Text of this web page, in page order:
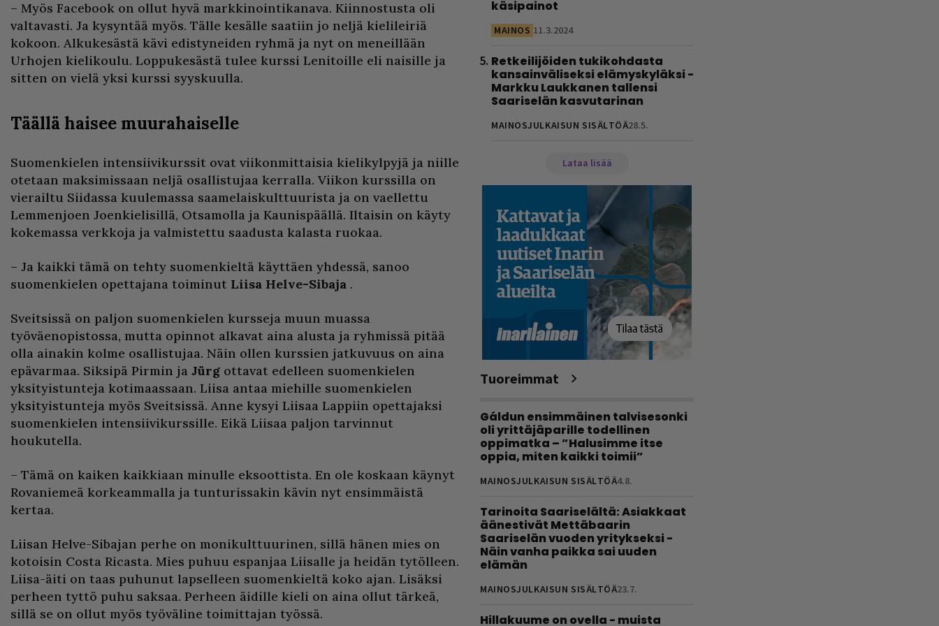
– Myös Facebook on ollut hyvä markkinointikanava. Kiinnostusta oli
valtavasti. Ja kysyntää myös. Tälle kesälle saatiin jo neljä kielileiriä
kokoon. Alkukesästä kävi edistyneiden ryhmä ja nyt on meneillään
Urhojen kielikoulu. Loppukesästä tulee kurssi Lenitoille eli naisille ja
sitten on vielä yksi kurssi syyskuulla.
Täällä haisee muurahaiselle
Suomenkielen intensiivikurssit ovat viikonmittaisia kielikylpyjä ja niille
otetaan maksimissaan neljä osallistujaa kerralla. Viikon kurssilla on
vierailtu Siidassa kuulemassa saamelaiskulttuurista ja on vaellettu
Lemmenjoen Joenkielisillä, Otsamolla ja Kaunispäällä. Iltaisin on käyty
kokemassa verkkoja ja valmistettu saadusta kalasta ruokaa.
– Ja kaikki tämä on tehty suomenkieltä käyttäen yhdessä, sanoo
suomenkielen opettajana toiminut Liisa Helve-Sibaja .
Sveitsissä on paljon suomenkielen kursseja muun muassa
työväenopistossa, mutta opinnot alkavat aina alusta ja ryhmissä pitää
olla ainakin kolme osallistujaa. Näin ollen kurssien jatkuvuus on aina
epävarmaa. Siksipä Pirmin ja Jürg ottavat edelleen suomenkielen
yksityistunteja kotimaassaan. Liisa antaa miehille suomenkielen
yksityistunteja myös Sveitsissä. Anne kysyi Liisaa Lappiin opettajaksi
suomenkielen intensiivikurssille. Eikä Liisaa paljon tarvinnut
houkutella.
– Tämä on kaiken kaikkiaan minulle eksoottista. En ole koskaan käynyt
Rovaniemeä korkeammalla ja tunturissakin kävin nyt ensimmäistä
kertaa.
Liisan Helve-Sibajan perhe on monikulttuurinen, sillä hänen mies on
kotoisin Costa Ricasta. Mies puhuu espanjaa Liisalle ja heidän tytölleen.
Liisa-äiti on taas puhunut lapselleen suomenkieltä koko ajan. Lisäksi
perheen tyttö puhu saksaa. Perheen äidille kieli on aina ollut tärkeä,
sillä se on ollut myös työväline toimittajan työssä.
käsipainot
MAINOS 11.3.2024
Retkeilijöiden tukikohdasta
kansainväliseksi elämyskyläksi -
Markku Laukkanen tallensi
Saariselän kasvutarinan
MAINOSJULKAISUN SISÄLTÖÄ28.5.
Lataa lisää
Tuoreimmat
Gáldun ensimmäinen talvisesonki
oli yrittäjäparille todellinen
oppimatka – ”Halusimme itse
oppia, miten kaikki toimii”
MAINOSJULKAISUN SISÄLTÖÄ4.8.
Tarinoita Saariselältä: Asiakkaat
äänestivät Mettäbaarin
Saariselän vuoden yritykseksi -
Näin vanha paikka sai uuden
elämän
MAINOSJULKAISUN SISÄLTÖÄ23.7.
Hillakuume on ovella - muista